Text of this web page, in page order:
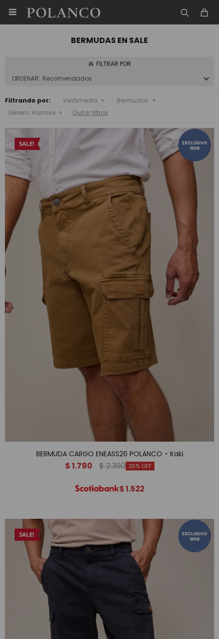

BERMUDAS EN SALE
Recomendados
Filtrando por: Vestimenta
Bermudas
Género: Hombre Quitar filtros
BERMUDA CARGO ENEASS26 POLANCO - Kaki
$1.790 $2.390 25
$1.522